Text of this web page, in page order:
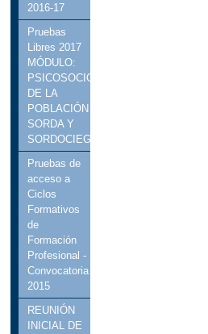
2016-17
Pruebas
Libres 2017
MÓDULO:
PSICOSOCIOLOGÍA
DE LA
POBLACIÓN
SORDA Y
SORDOCIEGA.
Pruebas de
acceso a
Ciclos
Formativos
de
Formación
Profesional -
Convocatoria
2015
REUNIÓN
INICIAL DE